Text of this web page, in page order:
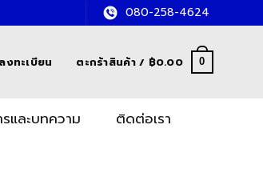
080-258-4624
งทะเบียน ตะกร้าสินค้า / ฿0.00 0
และบทความ ติดต่อเรา